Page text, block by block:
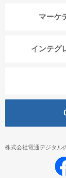
マーケ
インテグ
株式会社電通デジタル